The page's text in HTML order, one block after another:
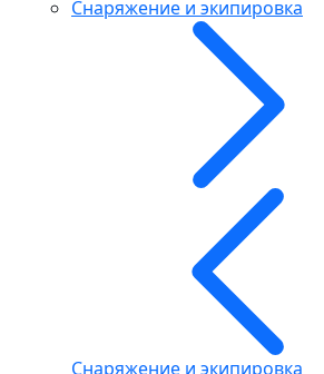
Снаряжение и экипировка
Снаряжение и экипировка